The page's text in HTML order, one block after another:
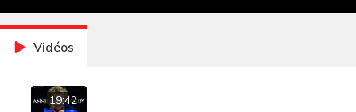
Vidéos
19:42